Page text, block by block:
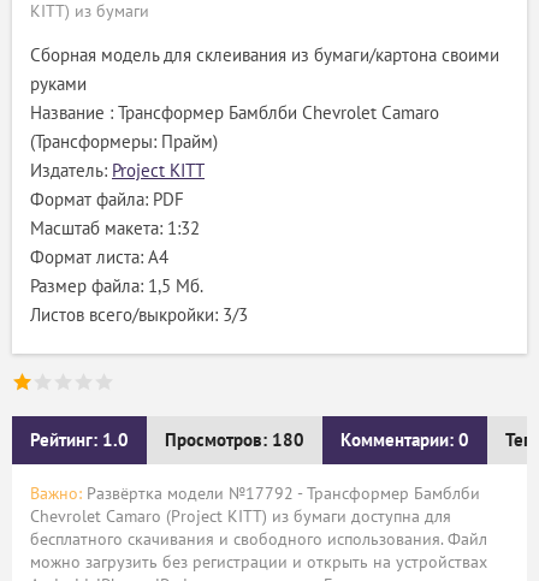
KITT) из бумаги
Сборная модель для склеивания из бумаги/картона своими
руками
Название : Трансформер Бамблби Chevrolet Camaro
(Трансформеры: Прайм)
Издатель: Project KITT
Формат файла: PDF
Масштаб макета: 1:32
Формат листа: А4
Размер файла: 1,5 Мб.
Листов всего/выкройки: 3/3
Рейтинг: 1.0 Просмотров: 180 Комментарии: 0
Важно: Развёртка модели №17792 - Трансформер Бамблби
Chevrolet Camaro (Project KITT) из бумаги доступна для
бесплатного скачивания и свободного использования. Файл
можно загрузить без регистрации и открыть на устройствах